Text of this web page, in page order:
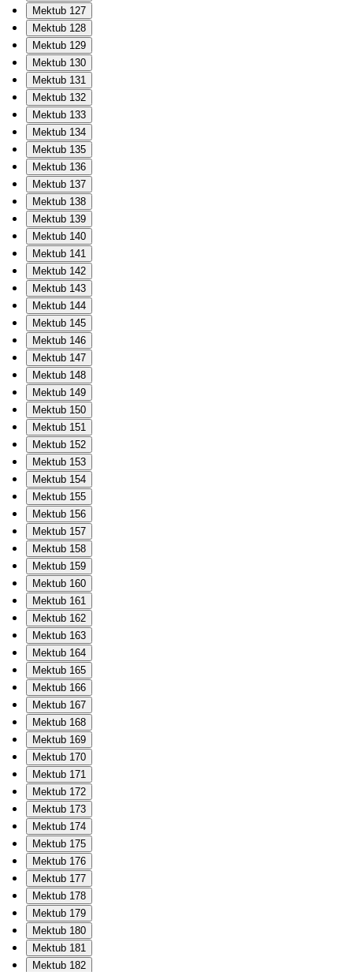
Mektub 127
Mektub 128
Mektub 129
Mektub 130
Mektub 131
Mektub 132
Mektub 133
Mektub 134
Mektub 135
Mektub 136
Mektub 137
Mektub 138
Mektub 139
Mektub 140
Mektub 141
Mektub 142
Mektub 143
Mektub 144
Mektub 145
Mektub 146
Mektub 147
Mektub 148
Mektub 149
Mektub 150
Mektub 151
Mektub 152
Mektub 153
Mektub 154
Mektub 155
Mektub 156
Mektub 157
Mektub 158
Mektub 159
Mektub 160
Mektub 161
Mektub 162
Mektub 163
Mektub 164
Mektub 165
Mektub 166
Mektub 167
Mektub 168
Mektub 169
Mektub 170
Mektub 171
Mektub 172
Mektub 173
Mektub 174
Mektub 175
Mektub 176
Mektub 177
Mektub 178
Mektub 179
Mektub 180
Mektub 181
Mektub 182